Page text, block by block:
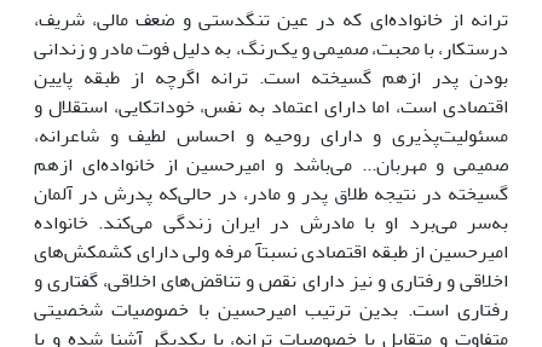
ترانه از خانواده‌ای که در عین تنگدستی و ضعف مالی، شریف،
درستکار، با محبت، صمیمی و یک‌رنگ، به دلیل فوت مادر و زندانی
بودن پدر ازهم گسیخته است. ترانه اگرچه از طبقه پایین
اقتصادی است، اما دارای اعتماد به نفس، خوداتکایی، استقلال و
مسئولیت‌پذیری و دارای روحیه و احساس لطیف و شاعرانه،
صمیمی و مهربان... می‌باشد و امیرحسین از خانواده‌ای ازهم
گسیخته در نتیجه طلاق پدر و مادر، در حالی‌که پدرش در آلمان
به‌سر می‌برد او با مادرش در ایران زندگی می‌کند. خانواده
امیرحسین از طبقه اقتصادی نسبتآ مرفه ولی دارای کشمکش‌های
اخلاقی و رفتاری و نیز دارای نقص و تناقض‌های اخلاقی، گفتاری و
رفتاری است. بدین ترتیب امیرحسین با خصوصیات شخصیتی
متفاوت و متقابل با خصوصیات ترانه، با یکدیگر آشنا شده و با